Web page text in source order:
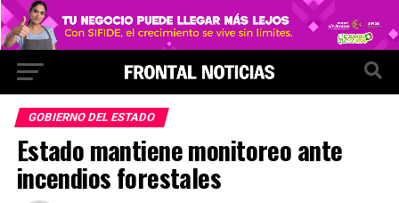
GOBIERNO DEL ESTADO
Estado mantiene monitoreo ante
incendios forestales